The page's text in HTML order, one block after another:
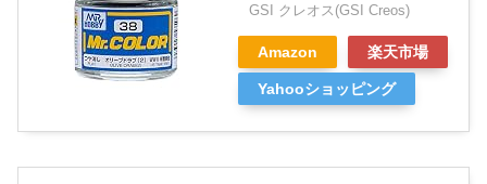
GSI クレオス(GSI Creos)
Amazon 楽天市場
Yahooショッピング